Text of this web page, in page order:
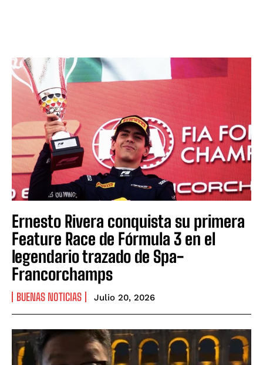
Ernesto Rivera conquista su primera
Feature Race de Fórmula 3 en el
legendario trazado de Spa-
Francorchamps
BUENAS NOTICIAS Julio 20, 2026